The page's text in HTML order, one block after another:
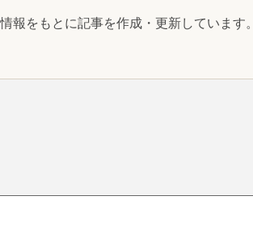
報をもとに記事を作成・更新しています。